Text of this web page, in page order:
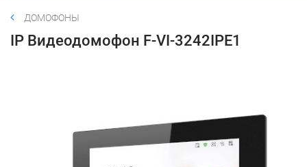
ДОМОФОНЫ
IP Видеодомофон F-VI-3242IPE1